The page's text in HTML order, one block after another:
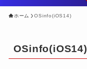
ホーム OSinfo(iOS14)
OSinfo(iOS14)